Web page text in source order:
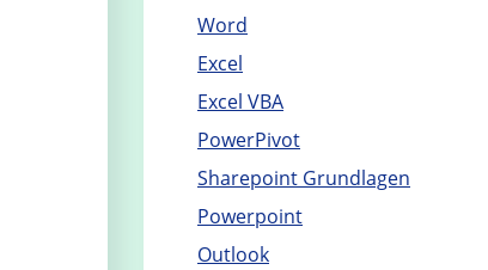
Word
Excel
Excel VBA
PowerPivot
Sharepoint Grundlagen
Powerpoint
Outlook